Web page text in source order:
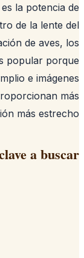
es la
de la
de
más popular
amplio e
proporcionan
visión más
clave a